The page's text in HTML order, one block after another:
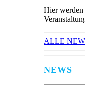
Hier
ALLE
NEWS